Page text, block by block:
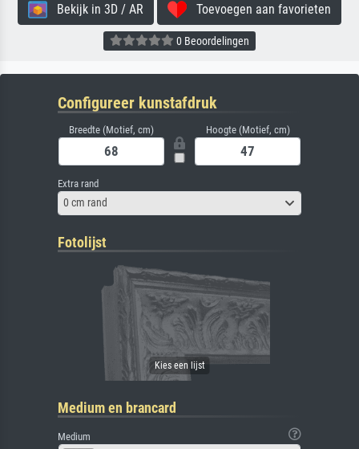
Bekijk in 3D / AR Toevoegen aan favorieten
0 Beoordelingen
Configureer kunstafdruk
Breedte (Motief, cm) Hoogte (Motief, cm)
Extra rand
0 cm rand
Fotolijst
Medium en brancard
Medium